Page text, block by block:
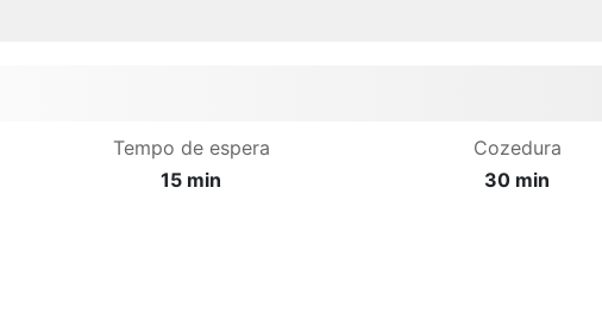
Tempo de espera
15 min
Cozedura
30 min